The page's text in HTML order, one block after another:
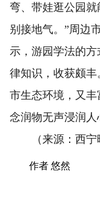
弯、带娃逛公园
别接地气。”周边
示，游园学法的
律知识，收获颇
市生态环境，又
念润物无声浸润人
（来源：西宁
作者 悠然